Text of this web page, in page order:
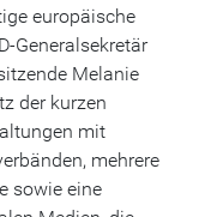
europäische
Generalsekretär
Melanie
der kurzen
mit
mehrere
sowie eine